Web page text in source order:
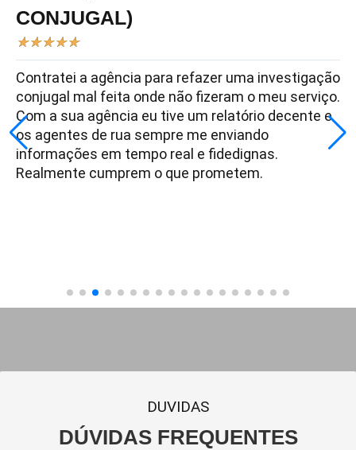
CONJUGAL)
★★★★★
Contratei a agência para refazer uma investigação
conjugal mal feita onde não fizeram o meu serviço.
Com a sua agência eu tive um relatório decente e
os agentes de rua sempre me enviando
informações em tempo real e fidedignas.
Realmente cumprem o que prometem.
DUVIDAS
DÚVIDAS FREQUENTES